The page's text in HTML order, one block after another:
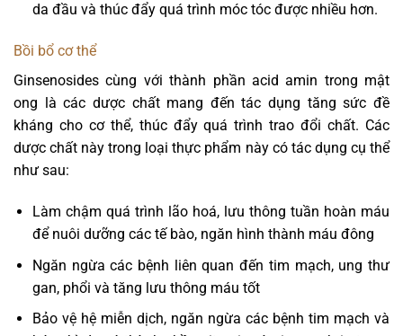
da đầu và thúc đẩy quá trình móc tóc được nhiều hơn.
Bồi bổ cơ thể
Ginsenosides cùng với thành phần acid amin trong mật
ong là các dược chất mang đến tác dụng tăng sức đề
kháng cho cơ thể, thúc đẩy quá trình trao đổi chất. Các
dược chất này trong loại thực phẩm này có tác dụng cụ thể
như sau:
Làm chậm quá trình lão hoá, lưu thông tuần hoàn máu
để nuôi dưỡng các tế bào, ngăn hình thành máu đông
Ngăn ngừa các bệnh liên quan đến tim mạch, ung thư
gan, phổi và tăng lưu thông máu tốt
Bảo vệ hệ miễn dịch, ngăn ngừa các bệnh tim mạch và